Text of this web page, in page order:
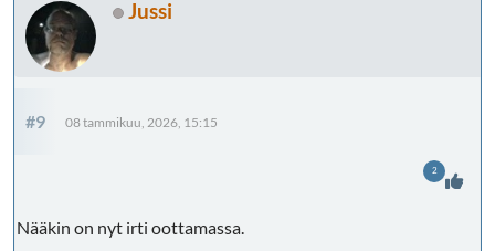
Jussi
#9 08 tammikuu, 2026, 15:15
Nääkin on nyt irti oottamassa.
2